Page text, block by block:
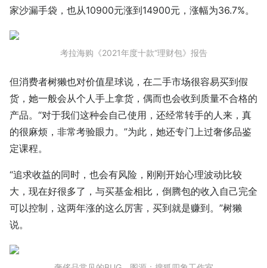
家沙漏手袋，也从10900元涨到14900元，涨幅为36.7%。
考拉海购《2021年度十款“理财包》报告
但消费者树獭也对价值星球说，在二手市场很容易买到假
货，她一般会从个人手上拿货，偶而也会收到质量不合格的
产品。“对于我们这种会自己使用，还经常转手的人来，真
的很麻烦，非常考验眼力。”为此，她还专门上过奢侈品鉴
定课程。
“追求收益的同时，也会有风险，刚刚开始心理波动比较
大，现在好很多了，与买基金相比，倒腾包的收入自己完全
可以控制，这两年涨的这么厉害，买到就是赚到。”树獭
说。